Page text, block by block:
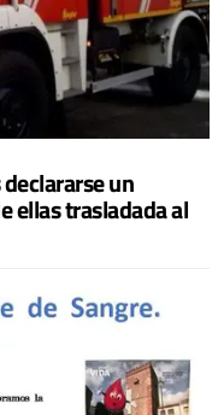
un
ellas trasladada al